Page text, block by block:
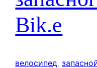
Bik.e
велосипед,